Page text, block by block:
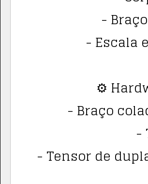
-
- Escala
⚙️
- Braço
-
- Tensor de